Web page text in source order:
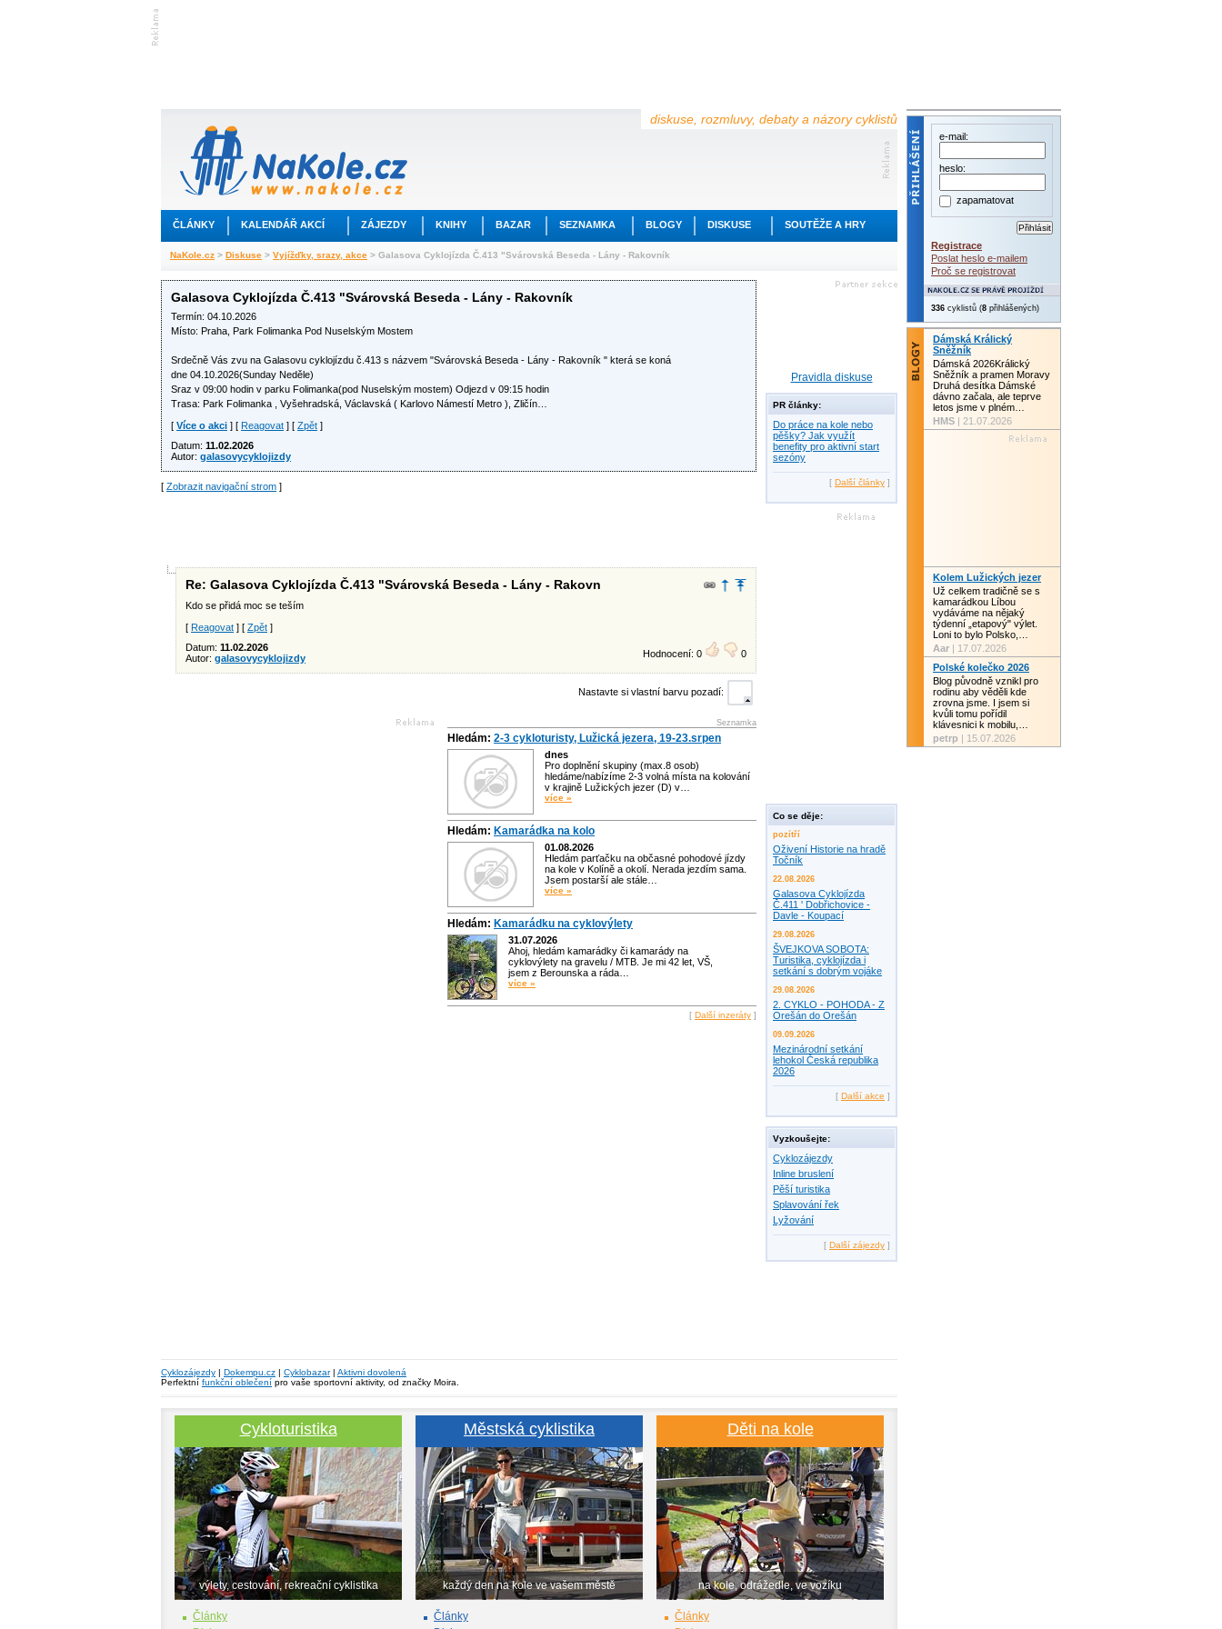
diskuse, rozmluvy, debaty a názory cyklistů
ČLÁNKY KALENDÁŘ AKCÍ ZÁJEZDY KNIHY BAZAR SEZNAMKA BLOGY DISKUSE SOUTĚŽE A HRY
NaKole.cz > Diskuse > Vyjížďky, srazy, akce > Galasova Cyklojízda Č.413 "Svárovská Beseda - Lány - Rakovník
Galasova Cyklojízda Č.413 "Svárovská Beseda - Lány - Rakovník
Termín: 04.10.2026
Místo: Praha, Park Folimanka Pod Nuselským Mostem
Srdečně Vás zvu na Galasovu cyklojízdu č.413 s názvem "Svárovská Beseda - Lány - Rakovník " která se koná
dne 04.10.2026(Sunday Neděle)
Sraz v 09:00 hodin v parku Folimanka(pod Nuselským mostem) Odjezd v 09:15 hodin
Trasa: Park Folimanka , Vyšehradská, Václavská ( Karlovo Námestí Metro ), Zličín…
[ Více o akci ] [ Reagovat ] [ Zpět ]
Datum: 11.02.2026
Autor: galasovycyklojizdy
[ Zobrazit navigační strom ]
Re: Galasova Cyklojízda Č.413 "Svárovská Beseda - Lány - Rakovn
Kdo se přidá moc se teším
[ Reagovat ] [ Zpět ]
Datum: 11.02.2026
Autor: galasovycyklojizdy Hodnocení: 0 0
Nastavte si vlastní barvu pozadí:
Seznamka
Hledám: 2-3 cykloturisty, Lužická jezera, 19-23.srpen
dnes
Pro doplnění skupiny (max.8 osob)
hledáme/nabízíme 2-3 volná místa na kolování
v krajině Lužických jezer (D) v…
více »
Hledám: Kamarádka na kolo
01.08.2026
Hledám parťačku na občasné pohodové jízdy
na kole v Kolíně a okolí. Nerada jezdím sama.
Jsem postarší ale stále…
více »
Hledám: Kamarádku na cyklovýlety
31.07.2026
Ahoj, hledám kamarádky či kamarády na
cyklovýlety na gravelu / MTB. Je mi 42 let, VŠ,
jsem z Berounska a ráda…
více »
[ Další inzeráty ]
Pravidla diskuse
PR články:
Do práce na kole nebo
pěšky? Jak využít
benefity pro aktivní start
sezóny
[ Další články ]
Co se děje:
pozítří
Oživení Historie na hradě
Točník
22.08.2026
Galasova Cyklojízda
Č.411 ' Dobřichovice -
Davle - Koupací
29.08.2026
ŠVEJKOVA SOBOTA:
Turistika, cyklojízda i
setkání s dobrým vojáke
29.08.2026
2. CYKLO - POHODA - Z
Orešán do Orešán
09.09.2026
Mezinárodní setkání
lehokol Česká republika
2026
[ Další akce ]
Vyzkoušejte:
Cyklozájezdy
Inline bruslení
Pěší turistika
Splavování řek
Lyžování
[ Další zájezdy ]
Cyklozájezdy | Dokempu.cz | Cyklobazar| Aktivni dovolená
Perfektní funkční oblečení pro vaše sportovní aktivity, od značky Moira.
Cykloturistika
výlety, cestování, rekreační cyklistika
Články
Městská cyklistika
každý den na kole ve vašem městě
Články
Děti na kole
na kole, odrážedle, ve vozíku
Články
e-mail:
heslo:
zapamatovat
Registrace
Poslat heslo e-mailem
Proč se registrovat
336 cyklistů (8 přihlášených)
Dámská Králický
Sněžník
Dámská 2026Králický
Sněžník a pramen Moravy
Druhá desítka Dámské
dávno začala, ale teprve
letos jsme v plném…
HMS | 21.07.2026
Kolem Lužických jezer
Už celkem tradičně se s
kamarádkou Líbou
vydáváme na nějaký
týdenní „etapový" výlet.
Loni to bylo Polsko,…
Aar | 17.07.2026
Polské kolečko 2026
Blog původně vznikl pro
rodinu aby věděli kde
zrovna jsme. I jsem si
kvůli tomu pořídil
klávesnici k mobilu,…
petrp | 15.07.2026